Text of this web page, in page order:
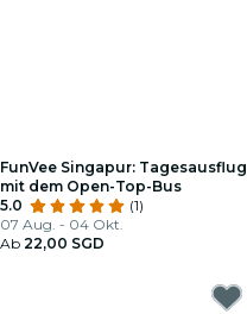
FunVee Singapur: Tagesausflug
mit dem Open-Top-Bus
5.0
(1)
07 Aug. - 04 Okt.
Ab 22,00 SGD